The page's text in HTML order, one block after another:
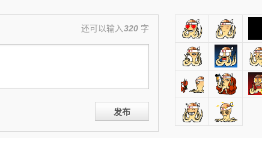
还可以输入320 字
发布